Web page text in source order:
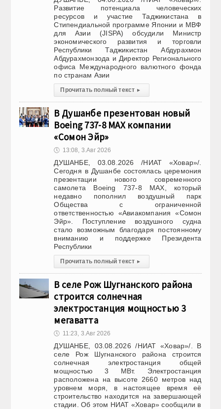
Развитие потенциала человеческих
ресурсов и участие Таджикистана в
Стипендиальной программе Японии и МВФ
для Азии (JISPA) обсудили Министр
экономического развития и торговли
Республики Таджикистан Абдурахмон
Абдурахмонзода и Директор Регионального
офиса Международного валютного фонда
по странам Азии
Прочитать полный текст ▸
В Душанбе презентован новый
Boeing 737-8 MAX компании
«Сомон Эйр»
🕔 13:08, 3.Авг 2026
ДУШАНБЕ, 03.08.2026 /НИАТ «Ховар»/.
Сегодня в Душанбе состоялась церемония
презентации нового современного
самолета Boeing 737-8 MAX, который
недавно пополнил воздушный парк
Общества с ограниченной
ответственностью «Авиакомпания «Сомон
Эйр». Поступление воздушного судна
стало возможным благодаря постоянному
вниманию и поддержке Президента
Республики
Прочитать полный текст ▸
В селе Рож Шугнанского района
строится солнечная
электростанция мощностью 3
мегаватта
🕔 11:23, 3.Авг 2026
ДУШАНБЕ, 03.08.2026 /НИАТ «Ховар»/. В
селе Рож Шугнанского района строится
солнечная электростанция общей
мощностью 3 МВт. Электростанция
расположена на высоте 2660 метров над
уровнем моря, в настоящее время её
строительство находится на завершающей
стадии. Об этом НИАТ «Ховар» сообщили в